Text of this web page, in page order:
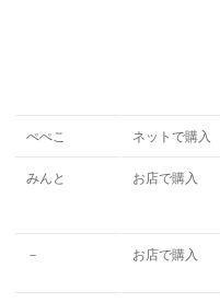
ぺぺこ ネットで購入
みんと お店で購入
－ お店で購入